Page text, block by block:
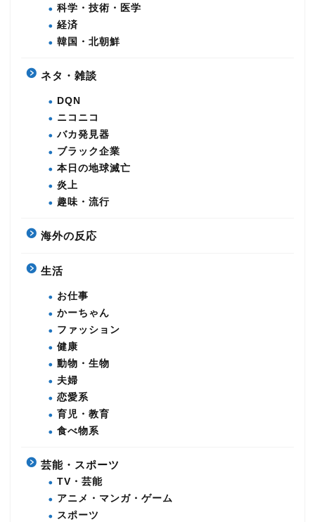
科学・技術・医学
経済
韓国・北朝鮮
ネタ・雑談
DQN
ニコニコ
バカ発見器
ブラック企業
本日の地球滅亡
炎上
趣味・流行
海外の反応
生活
お仕事
かーちゃん
ファッション
健康
動物・生物
夫婦
恋愛系
育児・教育
食べ物系
芸能・スポーツ
TV・芸能
アニメ・マンガ・ゲーム
スポーツ